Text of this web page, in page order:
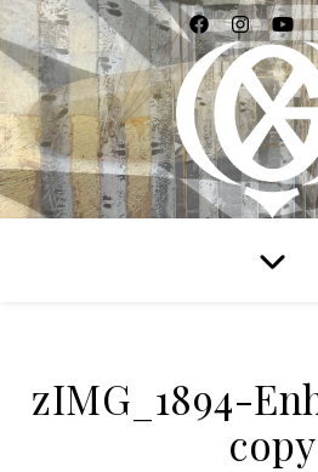
WIDZIEĆ
zIMG_1894-
copy